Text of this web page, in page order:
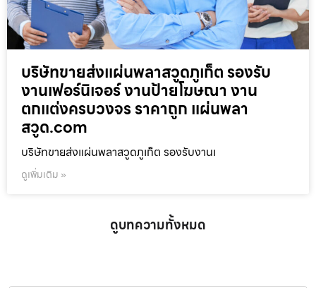
บริษัทขายส่งแผ่นพลาสวูดภูเก็ต รองรับ
งานเฟอร์นิเจอร์ งานป้ายโฆษณา งาน
ตกแต่งครบวงจร ราคาถูก แผ่นพลา
สวูด.com
บริษัทขายส่งแผ่นพลาสวูดภูเก็ต รองรับงานเ
ดูเพิ่มเติม »
ดูบทความทั้งหมด